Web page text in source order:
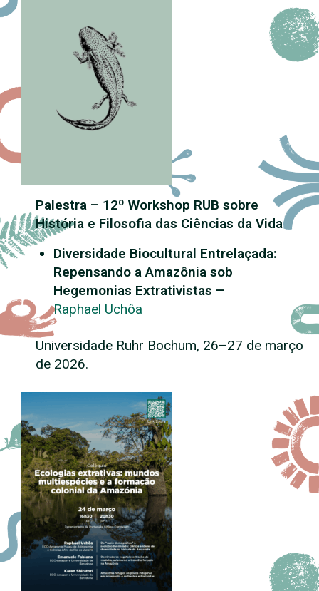
Palestra – 12º Workshop RUB sobre
História e Filosofia das Ciências da Vida
Diversidade Biocultural Entrelaçada:
Repensando a Amazônia sob
Hegemonias Extrativistas –
Raphael Uchôa
Universidade Ruhr Bochum, 26–27 de março
de 2026.